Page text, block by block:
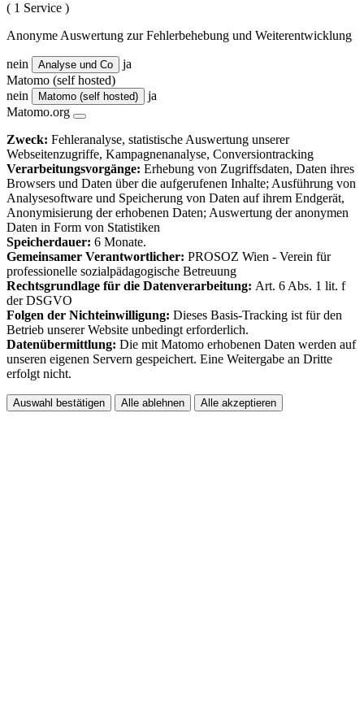
( 1 Service )
Anonyme Auswertung zur Fehlerbehebung und Weiterentwicklung
nein Analyse und Co
ja
Matomo (self hosted)
nein
Matomo (self hosted)
ja
Matomo.org
Zweck: Fehleranalyse, statistische Auswertung unserer
Webseitenzugriffe, Kampagnenanalyse, Conversiontracking
Verarbeitungsvorgänge: Erhebung von Zugriffsdaten, Daten ihres
Browsers und Daten über die aufgerufenen Inhalte; Ausführung von
Analysesoftware und Speicherung von Daten auf ihrem Endgerät,
Anonymisierung der erhobenen Daten; Auswertung der anonymen
Daten in Form von Statistiken
Speicherdauer: 6 Monate.
Gemeinsamer Verantwortlicher: PROSOZ Wien - Verein für
professionelle sozialpädagogische Betreuung
Rechtsgrundlage für die Datenverarbeitung: Art. 6 Abs. 1 lit. f
der DSGVO
Folgen der Nichteinwilligung: Dieses Basis-Tracking ist für den
Betrieb unserer Website unbedingt erforderlich.
Datenübermittlung: Die mit Matomo erhobenen Daten werden auf
unseren eigenen Servern gespeichert. Eine Weitergabe an Dritte
erfolgt nicht.
Auswahl bestätigen Alle ablehnen Alle akzeptieren